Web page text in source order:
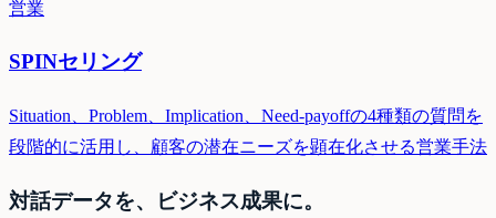
営業
SPINセリング
Situation、Problem、Implication、Need-payoffの4種類の質問を
段階的に活用し、顧客の潜在ニーズを顕在化させる営業手法
対話データを、ビジネス成果に。